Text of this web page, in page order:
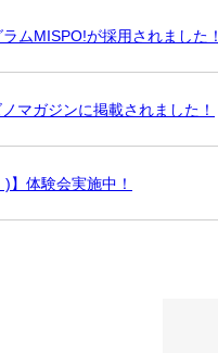
ムMISPO!が採用されました！
マガジンに掲載されました！
】体験会実施中！